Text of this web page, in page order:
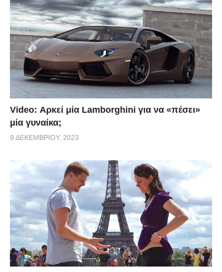
Video: Αρκεί μία Lamborghini για να «πέσει»
μία γυναίκα;
9 ΔΕΚΕΜΒΡΊΟΥ, 2023